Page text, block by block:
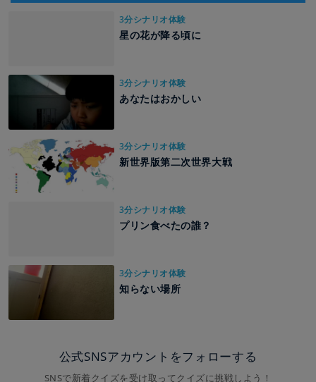
3分シナリオ体験
星の花が降る頃に
3分シナリオ体験
あなたはおかしい
3分シナリオ体験
新世界版第二次世界大戦
3分シナリオ体験
プリン食べたの誰？
3分シナリオ体験
知らない場所
公式SNSアカウントをフォローする
SNSで新着クイズを受け取ってクイズに挑戦しよう！